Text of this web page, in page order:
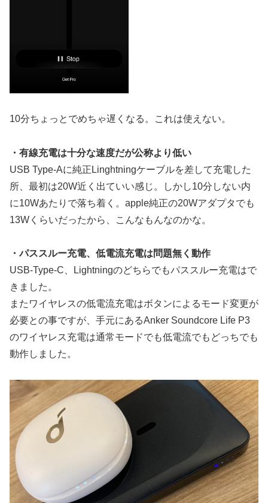
10分ちょっとでめちゃ遅くなる。これは使えない。
・有線充電は十分な速度だが公称より低い
USB Type-Aに純正Linghtningケーブルを差して充電した
所、最初は20W近く出ていい感じ。しかし10分しない内
に10Wあたりで落ち着く。apple純正の20Wアダプタでも
13Wくらいだったから、こんなもんなのかな。
・パススルー充電、低電流充電は問題無く動作
USB-Type-C、Lightningのどちらでもパススルー充電はで
きました。
またワイヤレスの低電流充電はボタンによるモード変更が
必要との事ですが、手元にあるAnker Soundcore Life P3
のワイヤレス充電は通常モードでも低電流でもどっちでも
動作しました。